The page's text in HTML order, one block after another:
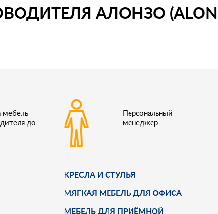
АЛОНЗО
мебель
до
Персональный
менеджер
КРЕСЛА И СТУЛЬЯ
МЯГКАЯ МЕБЕЛЬ ДЛЯ ОФИСА
МЕБЕЛЬ ДЛЯ ПРИЁМНОЙ